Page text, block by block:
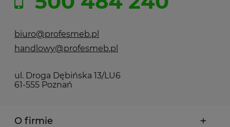
biuro@profesmeb.pl
handlowy@profesmeb.pl
ul. Droga Dębińska 13/LU6
61-555 Poznań
O firmie